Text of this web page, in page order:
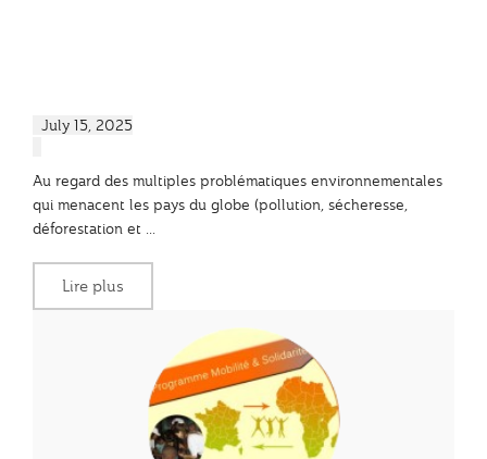
July 15, 2025
Au regard des multiples problématiques environnementales
qui menacent les pays du globe (pollution, sécheresse,
déforestation et ...
Lire plus